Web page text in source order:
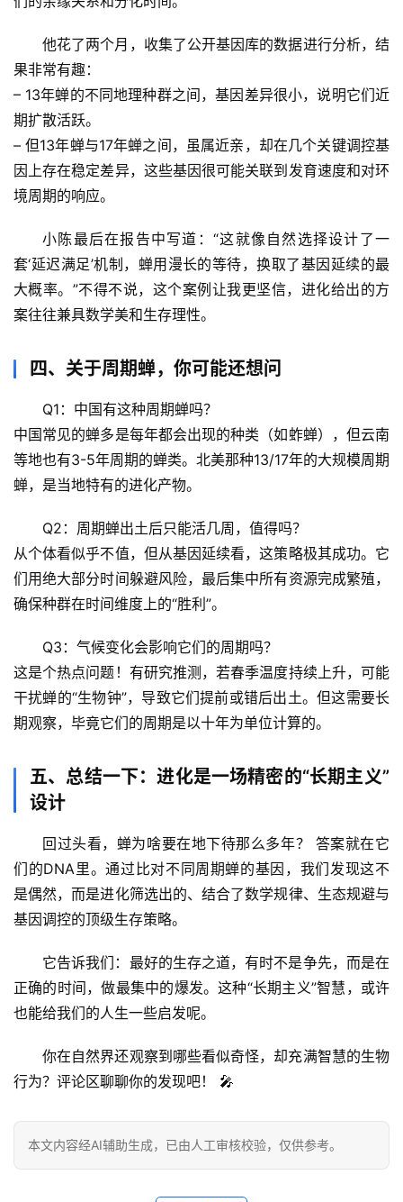
史
档
案
宇
宙
天
生
活
科
前
沿
驿
辟
真
他花了两个月，收集了公开基因库的数据进行分析，结
果非常有趣：
– 13年蝉的不同地理种群之间，基因差异很小，说明它们近
期扩散活跃。
– 但13年蝉与17年蝉之间，虽属近亲，却在几个关键调控基
因上存在稳定差异，这些基因很可能关联到发育速度和对环
境周期的响应。
小陈最后在报告中写道：“这就像自然选择设计了一
套‘延迟满足’机制，蝉用漫长的等待，换取了基因延续的最
大概率。”不得不说，这个案例让我更坚信， 进化给出的方
案往往兼具数学美和生存理性。
四、关于周期蝉，你可能还想问
Q1：中国有这种周期蝉吗？
中国常见的蝉多是每年都会出现的种类（如蚱蝉），但云南
等地也有3-5年周期的蝉类。北美那种13/17年的大规模周期
蝉，是当地特有的进化产物。
Q2：周期蝉出土后只能活几周，值得吗？
从个体看似乎不值，但从基因延续看，这策略极其成功。它
们用绝大部分时间躲避风险，最后集中所有资源完成繁殖，
确保种群在时间维度上的“胜利”。
Q3：气候变化会影响它们的周期吗？
这是个热点问题！有研究推测，若春季温度持续上升，可能
干扰蝉的“生物钟”，导致它们提前或错后出土。但这需要长
期观察，毕竟它们的周期是以十年为单位计算的。
五、总结一下：进化是一场精密的“长期主义”
设计
回过头看， 蝉为啥要在地下待那么多年？
答案就在它
们的DNA里。通过比对不同周期蝉的基因，我们发现这不
是偶然，而是进化筛选出的、结合了数学规律、生态规避与
基因调控的顶级生存策略。
它告诉我们：最好的生存之道，有时不是争先，而是在
正确的时间，做最集中的爆发。这种“长期主义”智慧，或许
也能给我们的人生一些启发呢。
你在自然界还观察到哪些看似奇怪，却充满智慧的生物
行为？ 评论区聊聊你的发现吧！ 🎤
本文内容经AI辅助生成，已由人工审核校验，仅供参考。